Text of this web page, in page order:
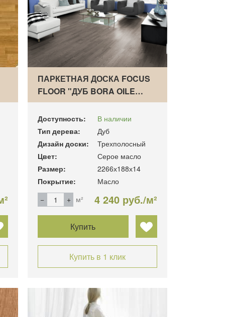
ПАРКЕТНАЯ ДОСКА FOCUS
FLOOR "ДУБ BORA OILE…
Доступность:
В наличии
Тип дерева:
Дуб
Дизайн доски:
Трехполосный
Цвет:
Серое масло
Размер:
2266х188х14
Покрытие:
Масло
м²
4 240 руб./м²
Купить
Купить в 1 клик